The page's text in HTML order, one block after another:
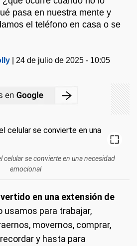
pasa en nuestra mente y
el teléfono en casa o se
24 de julio de 2025 - 10:05
celular se convierte en una necesidad
emocional
en una extensión de
usamos para trabajar,
movernos, comprar,
y hasta para